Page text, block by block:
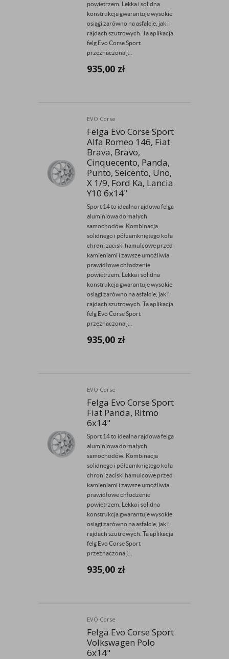
powietrzem. Lekka i solidna
konstrukcja gwarantuje wysokie
osiągi zarówno na asfalcie, jak i
rajdach szutrowych. Ta aplikacja
felg Evo Corse Sport
przeznaczona j...
935,00 zł
EVO Corse
Felga Evo Corse Sport
Alfa Romeo 146, Fiat
Brava, Bravo,
Cinquecento, Panda,
Punto, Seicento, Uno,
X 1/9, Ford Ka, Lancia
Y10 6x14"
Sport 14 to idealna rajdowa felga
aluminiowa do małych
samochodów. Kombinacja
solidnego i półzamkniętego koła
chroni zaciski hamulcowe przed
kamieniami i zawsze umożliwia
prawidłowe chłodzenie
powietrzem. Lekka i solidna
konstrukcja gwarantuje wysokie
osiągi zarówno na asfalcie, jak i
rajdach szutrowych. Ta aplikacja
felg Evo Corse Sport
przeznaczona j...
935,00 zł
EVO Corse
Felga Evo Corse Sport
Fiat Panda, Ritmo
6x14"
Sport 14 to idealna rajdowa felga
aluminiowa do małych
samochodów. Kombinacja
solidnego i półzamkniętego koła
chroni zaciski hamulcowe przed
kamieniami i zawsze umożliwia
prawidłowe chłodzenie
powietrzem. Lekka i solidna
konstrukcja gwarantuje wysokie
osiągi zarówno na asfalcie, jak i
rajdach szutrowych. Ta aplikacja
felg Evo Corse Sport
przeznaczona j...
935,00 zł
EVO Corse
Felga Evo Corse Sport
Volkswagen Polo
6x14"